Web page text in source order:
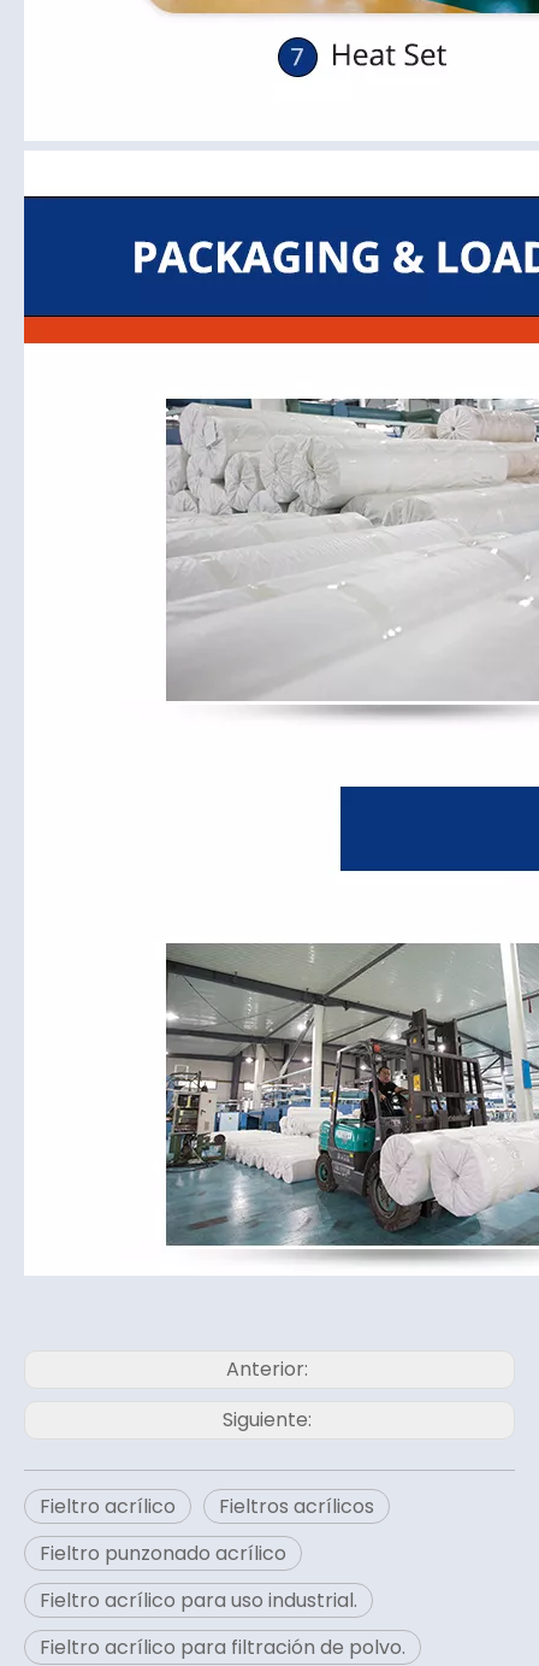
Anterior:
Siguiente:
Fieltro acrílico
Fieltros acrílicos
Fieltro punzonado acrílico
Fieltro acrílico para uso industrial.
Fieltro acrílico para filtración de polvo.